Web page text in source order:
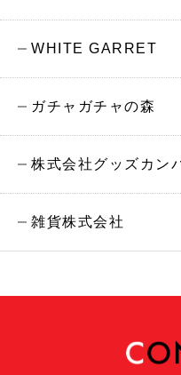
WHITE GARRET
ガチャガチャの森
株式会社グッズカン
雑貨株式会社